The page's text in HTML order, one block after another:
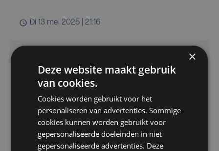
di 13 mei 2025 | 21:16
500 fans volgen Red
Sebastian in de
Casino Foyer van
Kursaal Oostende
×
Deze website maakt gebruik
van cookies.
Cookies worden gebruikt voor het
personaliseren van advertenties. Sommige
cookies kunnen worden gebruikt voor
gepersonaliseerde doeleinden in niet
gepersonaliseerde advertenties. Deze